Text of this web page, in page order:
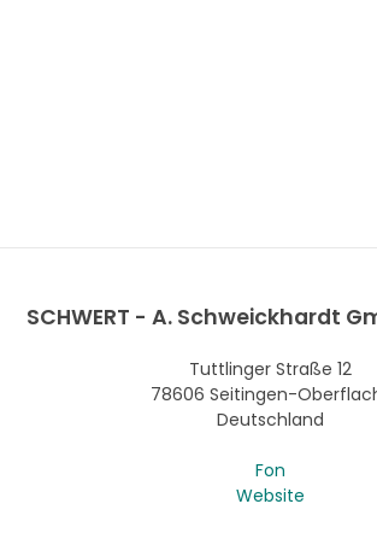
SCHWERT - A. Schweickhardt
Tuttlinger Straße 12
78606 Seitingen-
Deutschland
Fon
Website